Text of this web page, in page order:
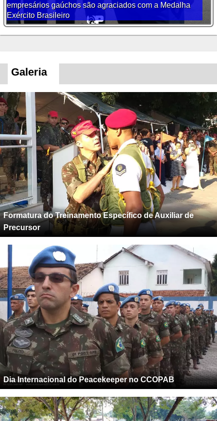
empresários gaúchos são agraciados com a Medalha
Exército Brasileiro
Galeria
Formatura do Treinamento Específico de Auxiliar de
Precursor
Dia Internacional do Peacekeeper no CCOPAB